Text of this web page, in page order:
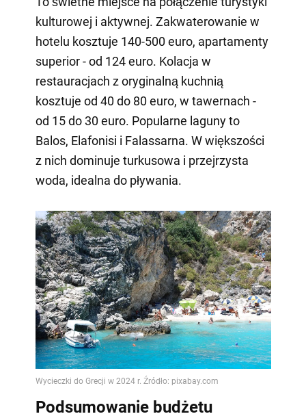
kulturowej i aktywnej. Zakwaterowanie w
hotelu kosztuje 140-500 euro, apartamenty
superior - od 124 euro. Kolacja w
restauracjach z oryginalną kuchnią
kosztuje od 40 do 80 euro, w tawernach -
od 15 do 30 euro. Popularne laguny to
Balos, Elafonisi i Falassarna. W większości
z nich dominuje turkusowa i przejrzysta
woda, idealna do pływania.
Podsumowanie budżetu